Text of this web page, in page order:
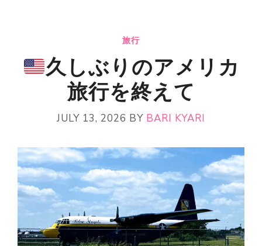
旅行
久しぶりのアメリカ
旅行を終えて
JULY 13, 2026 BY BARI KYARI